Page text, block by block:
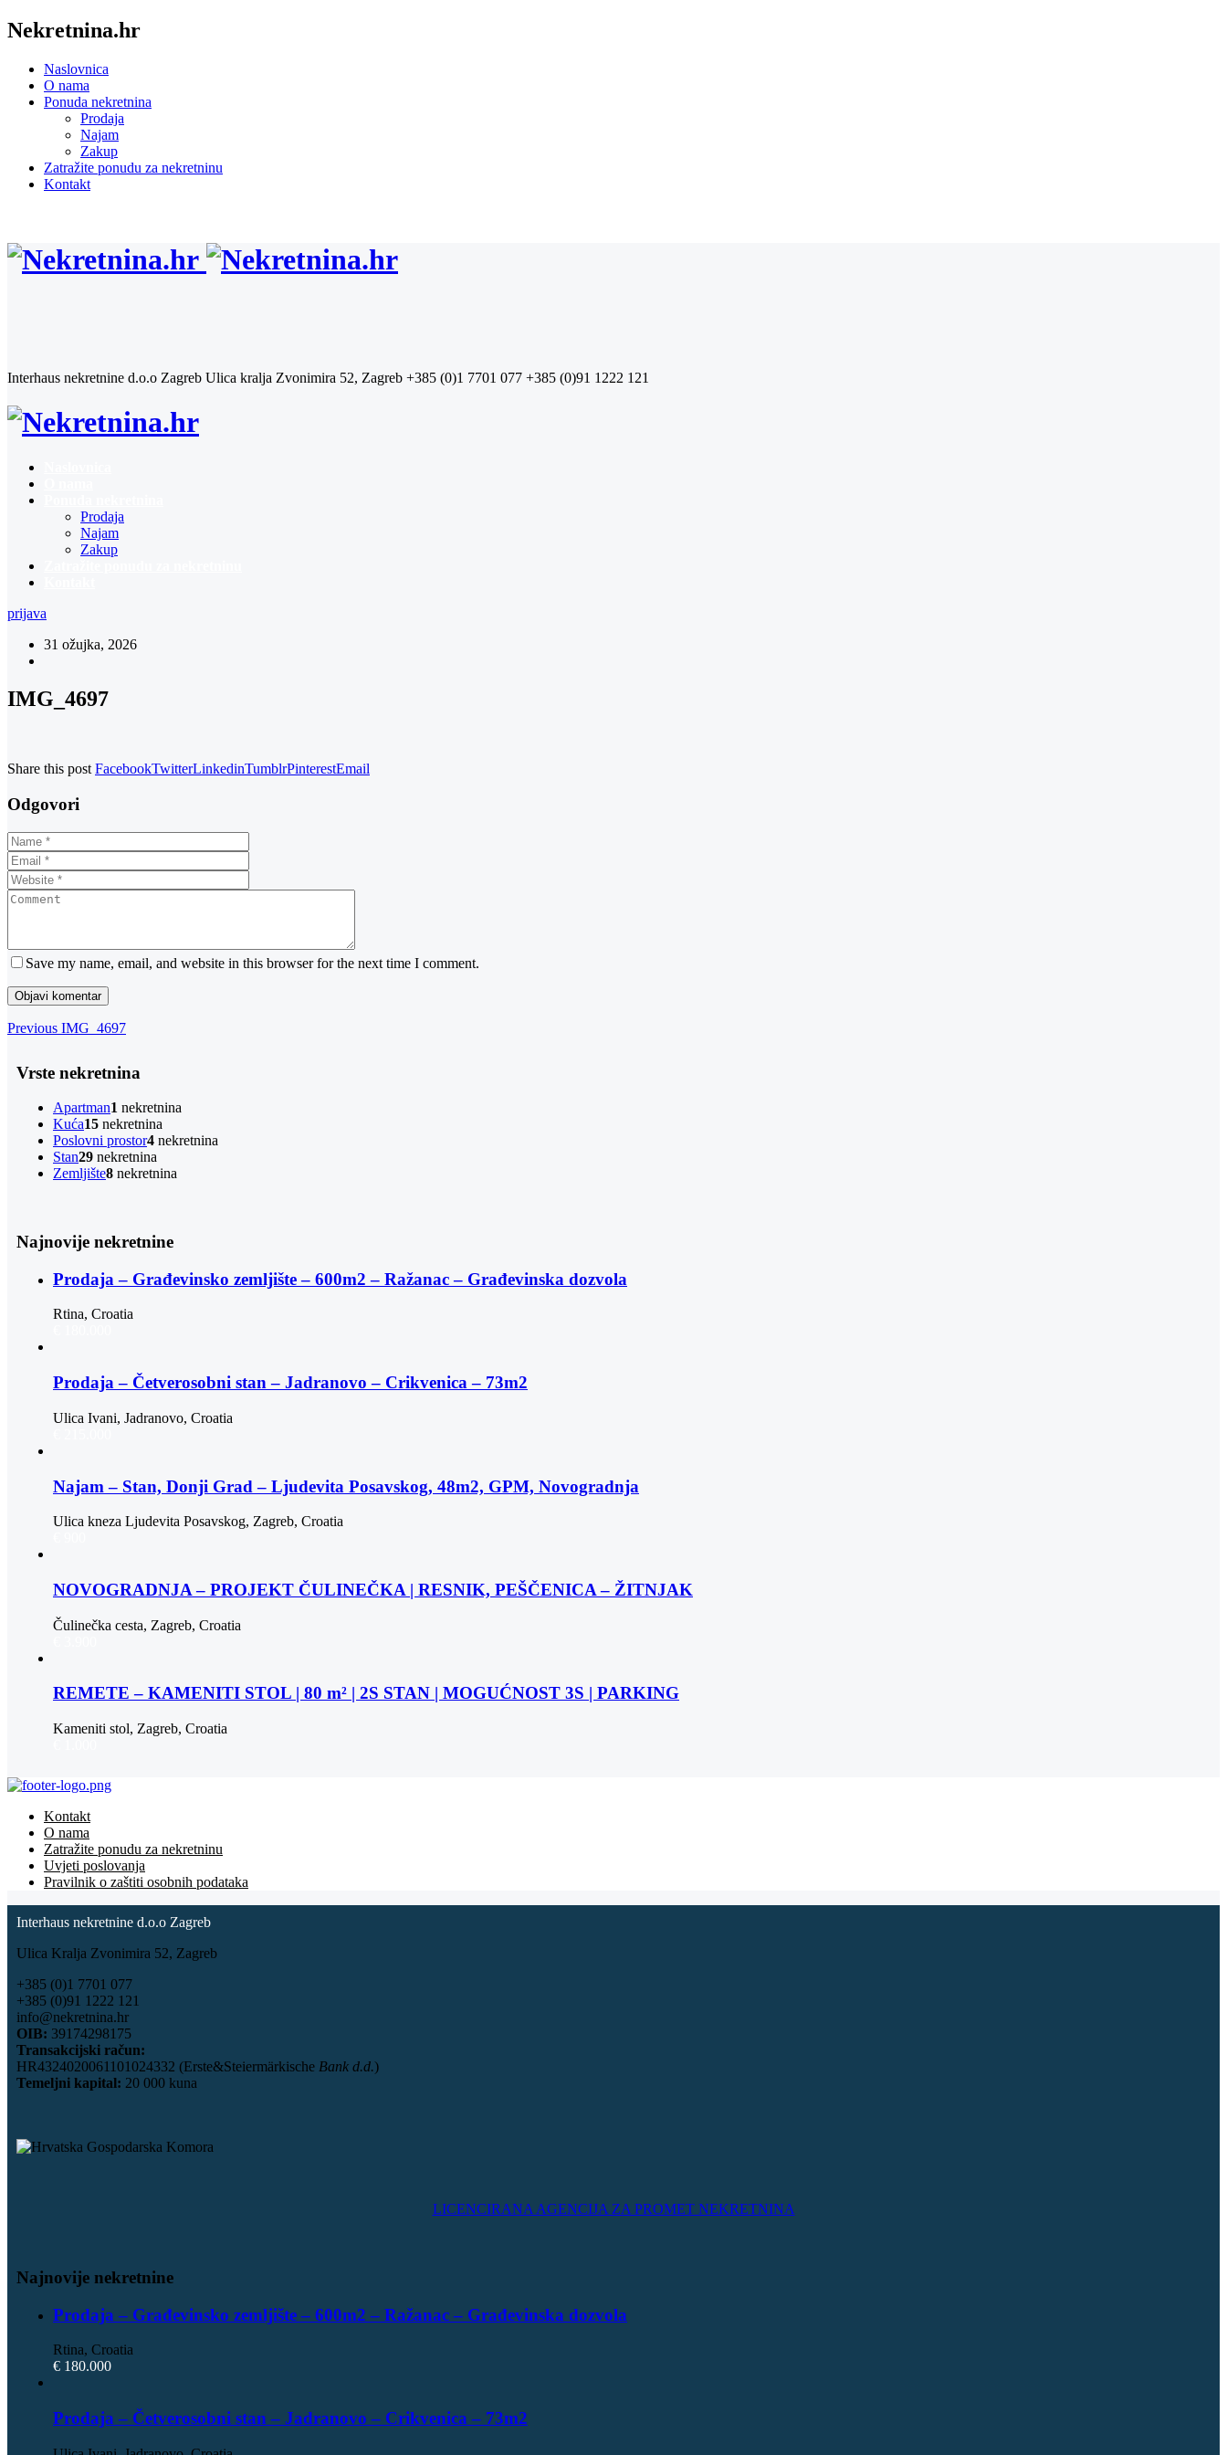
Nekretnina.hr
Naslovnica
O nama
Ponuda nekretnina
Prodaja
Najam
Zakup
Zatražite ponudu za nekretninu
Kontakt
Interhaus nekretnine d.o.o Zagreb Ulica kralja Zvonimira 52, Zagreb +385 (0)1 7701 077 +385 (0)91 1222 121
Prodaja
Najam
Zakup
prijava
31 ožujka, 2026
IMG_4697
Share this post FacebookTwitterLinkedinTumblrPinterestEmail
Odgovori
Save my name, email, and website in this browser for the next time I comment.
Navigacija
Previous
Previous IMG_4697
Vrste nekretnina
Apartman1 nekretnina
Kuća15 nekretnina
Poslovni prostor4 nekretnina
Stan29 nekretnina
Zemljište8 nekretnina
Najnovije nekretnine
Prodaja – Građevinsko zemljište – 600m2 – Ražanac – Građevinska dozvola
Rtina, Croatia
Prodaja – Četverosobni stan – Jadranovo – Crikvenica – 73m2
Ulica Ivani, Jadranovo, Croatia
Najam – Stan, Donji Grad – Ljudevita Posavskog, 48m2, GPM, Novogradnja
Ulica kneza Ljudevita Posavskog, Zagreb, Croatia
NOVOGRADNJA – PROJEKT ČULINEČKA | RESNIK, PEŠČENICA – ŽITNJAK
Čulinečka cesta, Zagreb, Croatia
REMETE – KAMENITI STOL | 80 m² | 2S STAN | MOGUĆNOST 3S | PARKING
Kameniti stol, Zagreb, Croatia
Kontakt
O nama
Zatražite ponudu za nekretninu
Uvjeti poslovanja
Pravilnik o zaštiti osobnih podataka
Interhaus nekretnine d.o.o Zagreb
Ulica Kralja Zvonimira 52, Zagreb
+385 (0)1 7701 077
+385 (0)91 1222 121
info@nekretnina.hr
OIB: 39174298175
Transakcijski račun:
HR4324020061101024332 (Erste&Steiermärkische Bank d.d.)
Temeljni kapital: 20 000 kuna
LICENCIRANA AGENCIJA ZA PROMET NEKRETNINA
Najnovije nekretnine
Prodaja – Građevinsko zemljište – 600m2 – Ražanac – Građevinska dozvola
Rtina, Croatia
€ 180.000
Prodaja – Četverosobni stan – Jadranovo – Crikvenica – 73m2